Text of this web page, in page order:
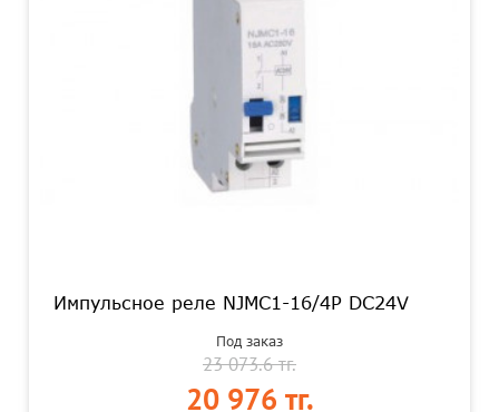
Импульсное реле NJMC1-16/4P DC24V
Под заказ
23 073.6 тг.
20 976 тг.